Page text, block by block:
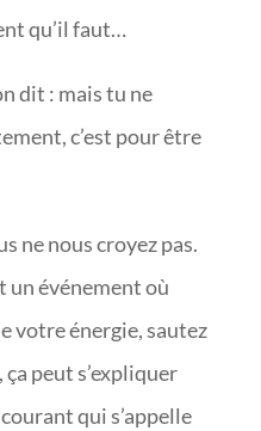
qu’il faut…
dit : mais tu ne
c’est pour être
ne nous croyez pas.
un événement où
votre énergie, sautez
peut s’expliquer
qui s’appelle